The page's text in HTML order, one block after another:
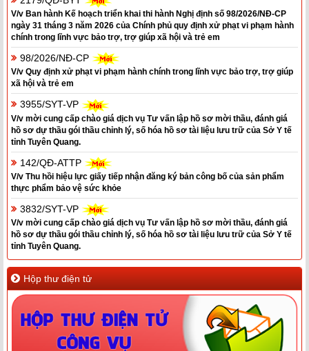
V/v Ban hành Kế hoạch triển khai thi hành Nghị định số 98/2026/NĐ-CP
ngày 31 tháng 3 năm 2026 của Chính phủ quy định xử phạt vi phạm hành
chính trong lĩnh vực bảo trợ, trợ giúp xã hội và trẻ em
98/2026/NĐ-CP
V/v Quy định xử phạt vi phạm hành chính trong lĩnh vực bảo trợ, trợ giúp
xã hội và trẻ em
3955/SYT-VP
V/v mời cung cấp chào giá dịch vụ Tư vấn lập hồ sơ mời thầu, đánh giá
hồ sơ dự thầu gói thầu chỉnh lý, số hóa hồ sơ tài liệu lưu trữ của Sở Y tế
tỉnh Tuyên Quang.
142/QĐ-ATTP
V/v Thu hồi hiệu lực giấy tiếp nhận đăng ký bản công bố của sản phẩm
thực phẩm bảo vệ sức khỏe
3832/SYT-VP
V/v mời cung cấp chào giá dịch vụ Tư vấn lập hồ sơ mời thầu, đánh giá
hồ sơ dự thầu gói thầu chỉnh lý, số hóa hồ sơ tài liệu lưu trữ của Sở Y tế
tỉnh Tuyên Quang.
Hộp thư điện tử